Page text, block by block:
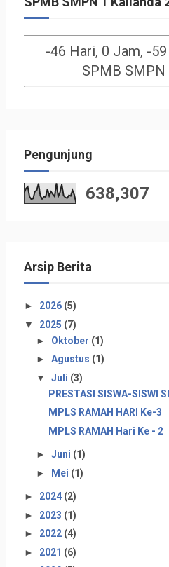
-46 Hari, 0 Jam, -
SPMB SMPN
Pengunjung
638,307
Arsip Berita
► 2026 (5)
▼ 2025 (7)
► Oktober (1)
► Agustus (1)
▼ Juli (3)
PRESTASI SISWA-SISWI
MPLS RAMAH HARI Ke-3
MPLS RAMAH Hari Ke - 2
► Juni (1)
► Mei (1)
► 2024 (2)
► 2023 (1)
► 2022 (4)
► 2021 (6)